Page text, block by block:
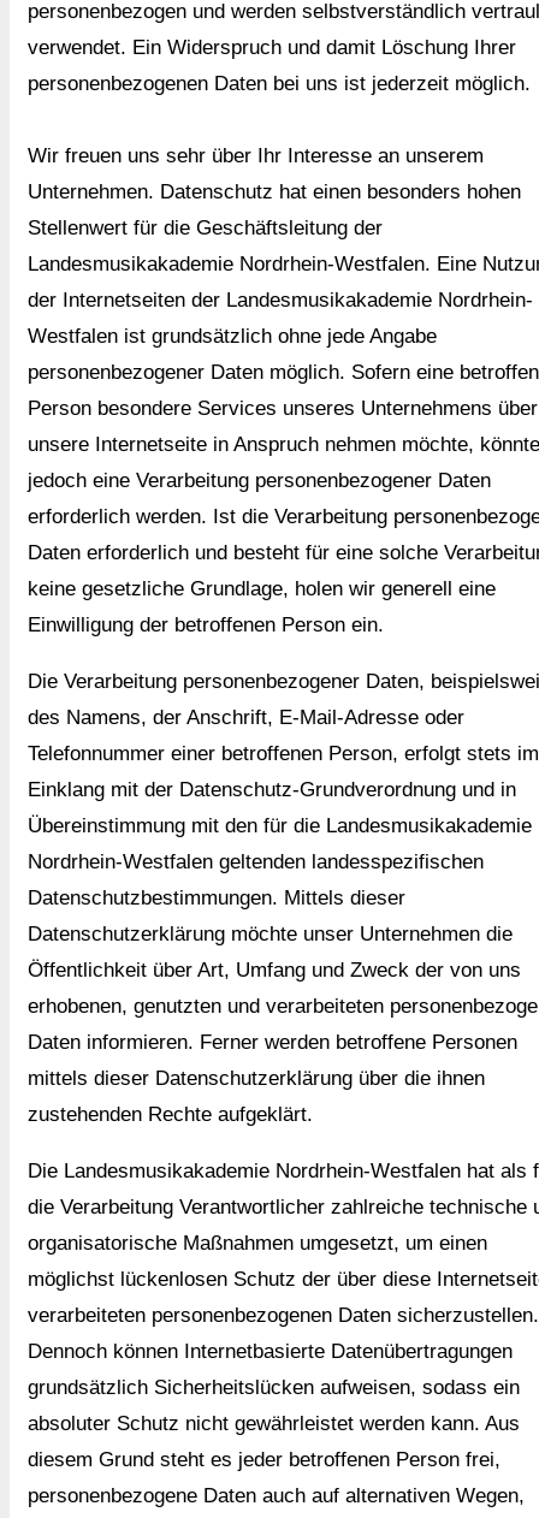
personenbezogen und werden selbstverständlich
verwendet. Ein Widerspruch und damit Löschung Ihrer
personenbezogenen Daten bei uns ist jederzeit möglich.
Wir freuen uns sehr über Ihr Interesse an unserem
Unternehmen. Datenschutz hat einen besonders hohen
Stellenwert für die Geschäftsleitung der
Landesmusikakademie Nordrhein-Westfalen. Eine
der Internetseiten der Landesmusikakademie Nordrhein-
Westfalen ist grundsätzlich ohne jede Angabe
personenbezogener Daten möglich. Sofern eine
Person besondere Services unseres Unternehmens über
unsere Internetseite in Anspruch nehmen möchte, könnte
jedoch eine Verarbeitung personenbezogener Daten
erforderlich werden. Ist die Verarbeitung
Daten erforderlich und besteht für eine solche
keine gesetzliche Grundlage, holen wir generell eine
Einwilligung der betroffenen Person ein.
Die Verarbeitung personenbezogener Daten,
des Namens, der Anschrift, E-Mail-Adresse oder
Telefonnummer einer betroffenen Person, erfolgt stets im
Einklang mit der Datenschutz-Grundverordnung und in
Übereinstimmung mit den für die Landesmusikakademie
Nordrhein-Westfalen geltenden landesspezifischen
Datenschutzbestimmungen. Mittels dieser
Datenschutzerklärung möchte unser Unternehmen die
Öffentlichkeit über Art, Umfang und Zweck der von uns
erhobenen, genutzten und verarbeiteten
Daten informieren. Ferner werden betroffene Personen
mittels dieser Datenschutzerklärung über die ihnen
zustehenden Rechte aufgeklärt.
Die Landesmusikakademie Nordrhein-Westfalen hat als
die Verarbeitung Verantwortlicher zahlreiche technische
organisatorische Maßnahmen umgesetzt, um einen
möglichst lückenlosen Schutz der über diese
verarbeiteten personenbezogenen Daten sicherzustellen.
Dennoch können Internetbasierte Datenübertragungen
grundsätzlich Sicherheitslücken aufweisen, sodass ein
absoluter Schutz nicht gewährleistet werden kann. Aus
diesem Grund steht es jeder betroffenen Person frei,
personenbezogene Daten auch auf alternativen Wegen,